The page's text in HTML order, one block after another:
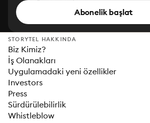
Abonelik başlat
STORYTEL HAKKINDA
Biz Kimiz?
İş Olanakları
Uygulamadaki yeni özellikler
Investors
Press
Sürdürülebilirlik
Whistleblow